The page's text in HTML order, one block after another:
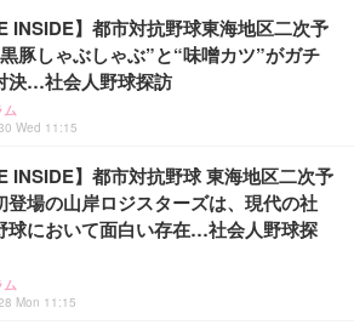
INSIDE】都市対抗野球東海地区二次予
豚しゃぶしゃぶ”と“味噌カツ”がガチ
決…社会人野球探訪
ム
Wed 11:15
INSIDE】都市対抗野球 東海地区二次予
登場の山岸ロジスターズは、現代の社
球において面白い存在…社会人野球探
ム
Mon 11:15